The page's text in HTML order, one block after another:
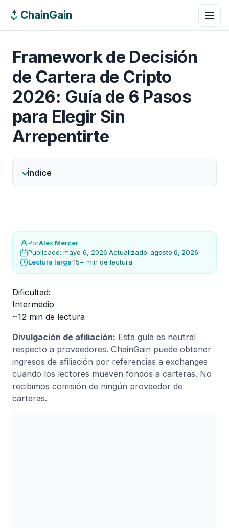
ChainGain
Framework de Decisión
de Cartera de Cripto
2026: Guía de 6 Pasos
para Elegir Sin
Arrepentirte
Índice
PorAlex Mercer
Publicado: mayo 6, 2026·Actualizado: agosto 6, 2026
Lectura larga·15+ min de lectura
Dificultad:
Intermedio
~12 min de lectura
Divulgación de afiliación: Esta guía es neutral
respecto a proveedores. ChainGain puede obtener
ingresos de afiliación por referencias a exchanges
cuando los lectores mueven fondos a carteras. No
recibimos comisión de ningún proveedor de
carteras.